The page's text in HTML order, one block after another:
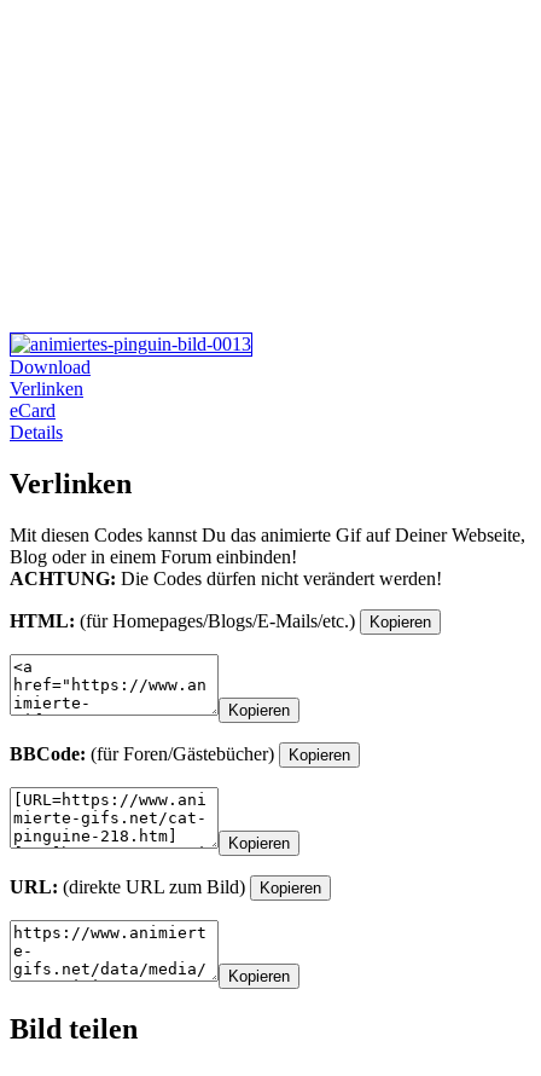
Download
Verlinken
eCard
Details
Verlinken
Mit diesen Codes kannst Du das animierte Gif auf Deiner Webseite,
Blog oder in einem Forum einbinden!
ACHTUNG: Die Codes dürfen nicht verändert werden!
HTML: (für Homepages/Blogs/E-Mails/etc.) Kopieren
Kopieren
BBCode: (für Foren/Gästebücher) Kopieren
Kopieren
URL: (direkte URL zum Bild) Kopieren
Kopieren
Bild teilen